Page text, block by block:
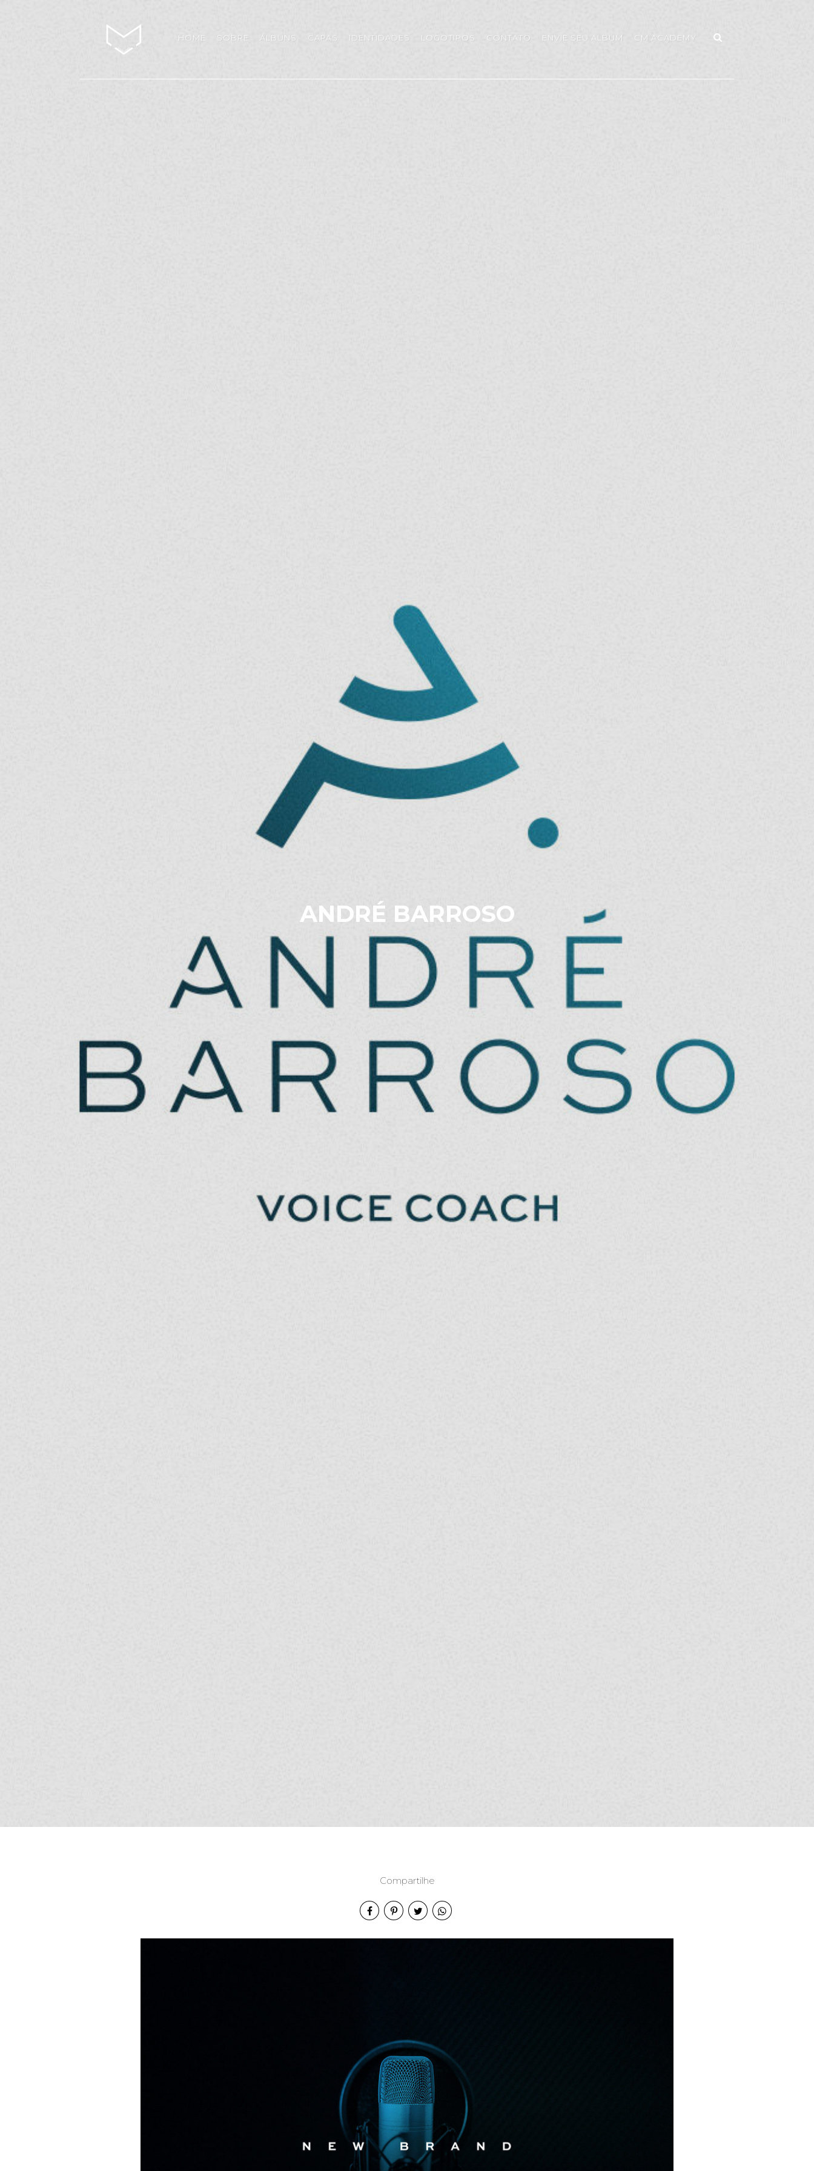
HOME SOBRE ÁLBUNS CAPAS IDENTIDADES LOGOTIPOS CONTATO ENVIE SEU ALBUM CM ACADEMY
ANDRÉ BARROSO
Compartilhe